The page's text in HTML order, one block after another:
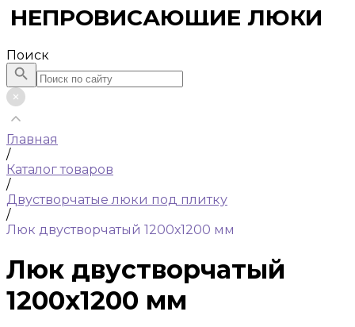
НЕПРОВИСАЮЩИЕ ЛЮКИ
Поиск
Главная
/
Каталог товаров
/
Двустворчатые люки под плитку
/
Люк двустворчатый 1200х1200 мм
Люк двустворчатый
1200х1200 мм